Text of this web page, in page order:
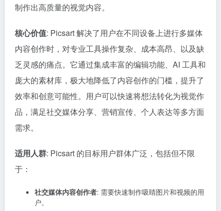
制作出高质量的视觉内容。
核心价值: Picsart 解决了用户在不同设备上进行多媒体
内容创作时，对专业工具操作复杂、成本高昂、以及缺
乏灵感的痛点。它通过集成丰富的编辑功能、AI 工具和
庞大的素材库，极大地降低了内容创作的门槛，提升了
效率和创意可能性。用户可以快速将想法转化为视觉作
品，满足社交媒体分享、营销宣传、个人表达等多方面
需求。
适用人群: Picsart 的目标用户群体广泛，包括但不限
于：
社交媒体内容创作者: 需要快速制作吸睛图片和视频的用
户。